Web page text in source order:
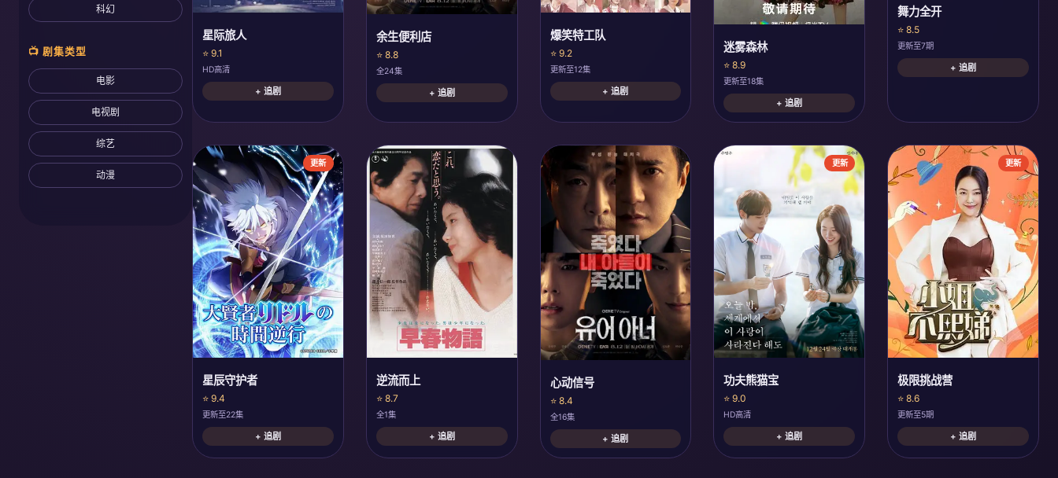
科幻
📺 剧集类型
电影
电视剧
综艺
动漫
星际旅人
⭐ 9.1
HD高清
+ 追剧
余生便利店
⭐ 8.8
全24集
+ 追剧
爆笑特工队
⭐ 9.2
更新至12集
+ 追剧
迷雾森林
⭐ 8.9
更新至18集
+ 追剧
舞力全开
⭐ 8.5
更新至7期
+ 追剧
更新
星辰守护者
⭐ 9.4
更新至22集
+ 追剧
逆流而上
⭐ 8.7
全1集
+ 追剧
心动信号
⭐ 8.4
全16集
+ 追剧
更新
功夫熊猫宝
⭐ 9.0
HD高清
+ 追剧
更新
极限挑战营
⭐ 8.6
更新至5期
+ 追剧